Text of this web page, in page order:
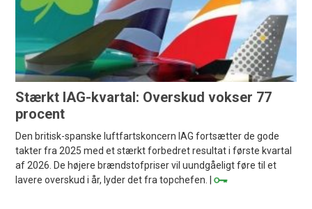
Stærkt IAG-kvartal: Overskud vokser 77
procent
Den britisk-spanske luftfartskoncern IAG fortsætter de gode
takter fra 2025 med et stærkt forbedret resultat i første kvartal
af 2026. De højere brændstofpriser vil uundgåeligt føre til et
lavere overskud i år, lyder det fra topchefen. |